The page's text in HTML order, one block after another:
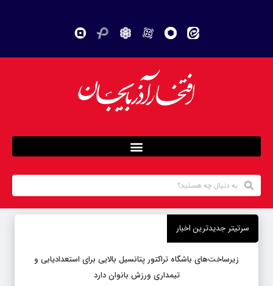
سرتیتر جدیدترین اخبار
زیرساخت‌های باشگاه تراکتور پتانسیل بالایی برای استعدادیابی و
تیمداری ورزش بانوان دارد